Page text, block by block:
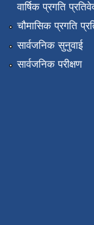
वार्षिक प्रगति
चौमासिक प्रगति
सार्वजनिक सुनुवाई
सार्वजनिक परीक्षण